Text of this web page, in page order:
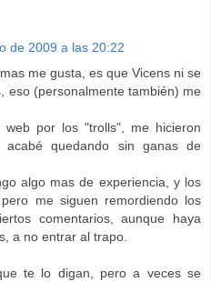
de 2009 a las 20:22
me gusta, es que Vicens ni se
eso (personalmente también) me
web por los "trolls", me hicieron
quedando sin ganas de
algo mas de experiencia, y los
me siguen remordiendo los
comentarios, aunque haya
a no entrar al trapo.
te lo digan, pero a veces se